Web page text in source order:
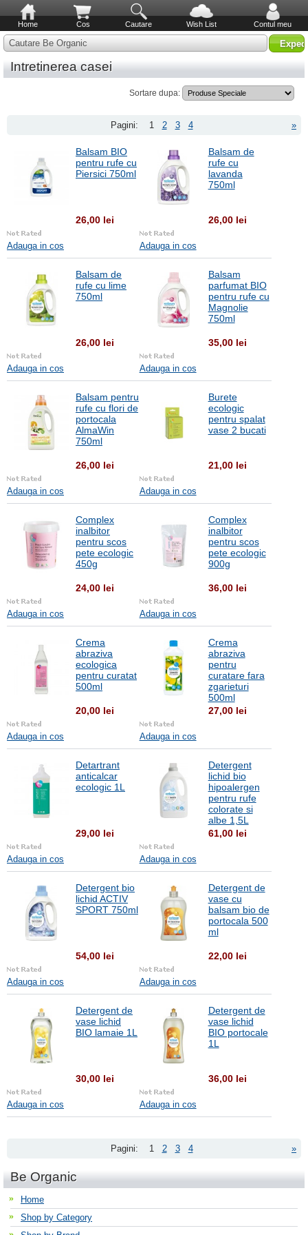
Home Cos Cautare Wish List Contul meu
Cautare Be Organic
Intretinerea casei
Sortare dupa:
»
Pagini: 1 2 3 4
Balsam BIO
pentru rufe cu
Piersici 750ml
26,00 lei
Adauga in cos
Balsam de
rufe cu
lavanda
750ml
26,00 lei
Adauga in cos
Balsam de
rufe cu lime
750ml
26,00 lei
Adauga in cos
Balsam
parfumat BIO
pentru rufe cu
Magnolie
750ml
35,00 lei
Adauga in cos
Balsam pentru
rufe cu flori de
portocala
AlmaWin
750ml
26,00 lei
Adauga in cos
Burete
ecologic
pentru spalat
vase 2 bucati
21,00 lei
Adauga in cos
Complex
inalbitor
pentru scos
pete ecologic
450g
24,00 lei
Adauga in cos
Complex
inalbitor
pentru scos
pete ecologic
900g
36,00 lei
Adauga in cos
Crema
abraziva
ecologica
pentru curatat
500ml
20,00 lei
Adauga in cos
Crema
abraziva
pentru
curatare fara
zgarieturi
500ml
27,00 lei
Adauga in cos
Detartrant
anticalcar
ecologic 1L
29,00 lei
Adauga in cos
Detergent
lichid bio
hipoalergen
pentru rufe
colorate si
albe 1,5L
61,00 lei
Adauga in cos
Detergent bio
lichid ACTIV
SPORT 750ml
54,00 lei
Adauga in cos
Detergent de
vase cu
balsam bio de
portocala 500
ml
22,00 lei
Adauga in cos
Detergent de
vase lichid
BIO lamaie 1L
30,00 lei
Adauga in cos
Detergent de
vase lichid
BIO portocale
1L
36,00 lei
Adauga in cos
»
Pagini: 1 2 3 4
Be Organic
Home
Shop by Category